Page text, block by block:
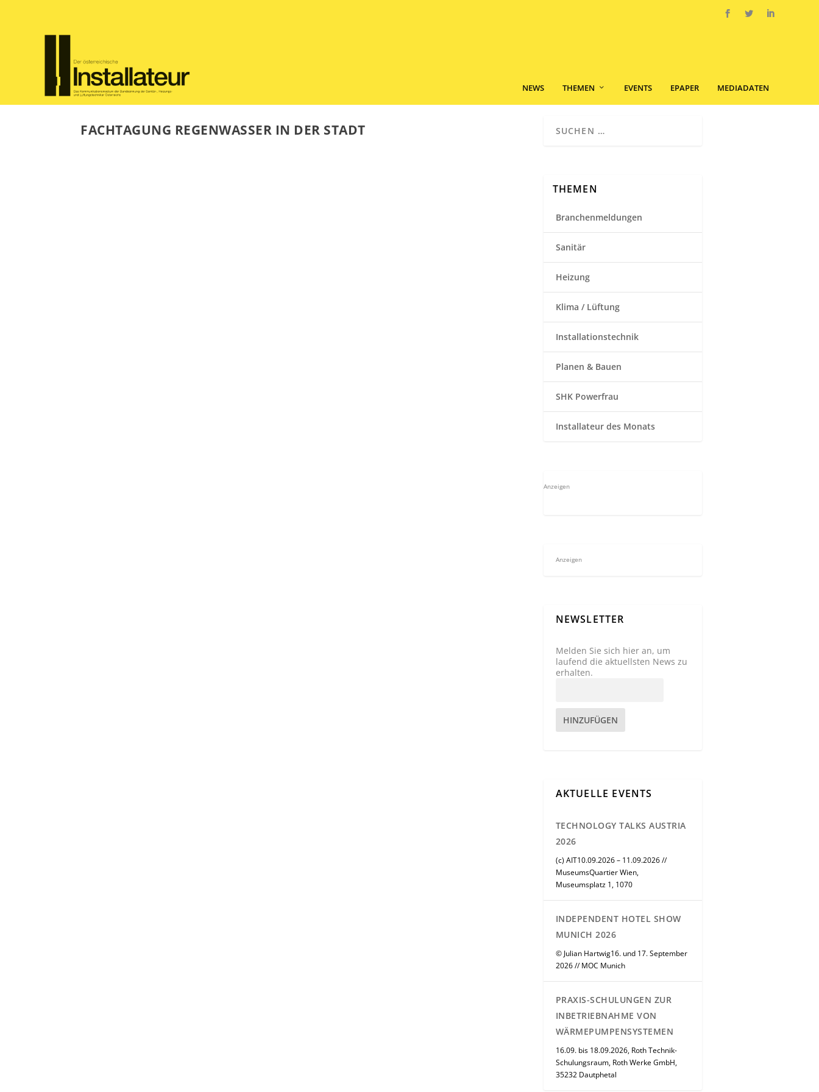
NEWS THEMEN EVENTS EPAPER MEDIADATEN
FACHTAGUNG REGENWASSER IN DER STADT
THEMEN
Branchenmeldungen
Sanitär
Heizung
Klima / Lüftung
Installationstechnik
Planen & Bauen
SHK Powerfrau
Installateur des Monats
Anzeigen
Anzeigen
NEWSLETTER
Melden Sie sich hier an, um
laufend die aktuellsten News zu
erhalten.
HINZUFÜGEN
AKTUELLE EVENTS
TECHNOLOGY TALKS AUSTRIA
2026
(c) AIT10.09.2026 – 11.09.2026 //
MuseumsQuartier Wien,
Museumsplatz 1, 1070
INDEPENDENT HOTEL SHOW
MUNICH 2026
© Julian Hartwig16. und 17. September
2026 // MOC Munich
PRAXIS-SCHULUNGEN ZUR
INBETRIEBNAHME VON
WÄRMEPUMPENSYSTEMEN
16.09. bis 18.09.2026, Roth Technik-
Schulungsraum, Roth Werke GmbH,
35232 Dautphetal